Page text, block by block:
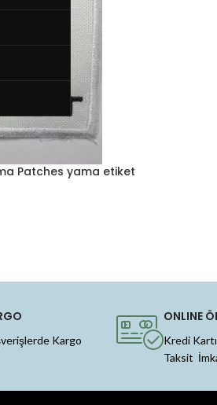
Patches yama etiket
Kargo
ONLINE
Kredi
Taksit